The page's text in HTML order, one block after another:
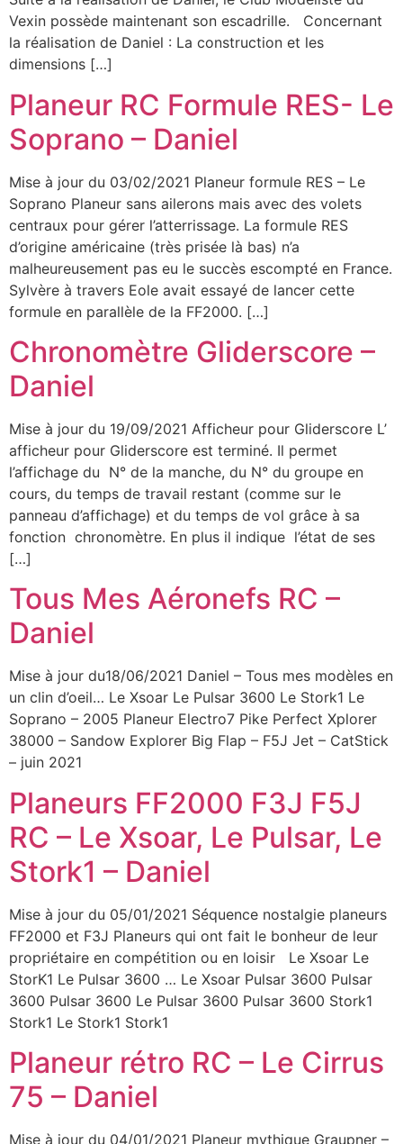
Vexin possède maintenant son escadrille. Concernant
la réalisation de Daniel : La construction et les
dimensions […]
Planeur RC Formule RES- Le
Soprano – Daniel
Mise à jour du 03/02/2021 Planeur formule RES – Le
Soprano Planeur sans ailerons mais avec des volets
centraux pour gérer l’atterrissage. La formule RES
d’origine américaine (très prisée là bas) n’a
malheureusement pas eu le succès escompté en France.
Sylvère à travers Eole avait essayé de lancer cette
formule en parallèle de la FF2000. […]
Chronomètre Gliderscore –
Daniel
Mise à jour du 19/09/2021 Afficheur pour Gliderscore L’
afficheur pour Gliderscore est terminé. Il permet
l’affichage du N° de la manche, du N° du groupe en
cours, du temps de travail restant (comme sur le
panneau d’affichage) et du temps de vol grâce à sa
fonction chronomètre. En plus il indique l’état de ses
[…]
Tous Mes Aéronefs RC –
Daniel
Mise à jour du18/06/2021 Daniel – Tous mes modèles en
un clin d’oeil… Le Xsoar Le Pulsar 3600 Le Stork1 Le
Soprano – 2005 Planeur Electro7 Pike Perfect Xplorer
38000 – Sandow Explorer Big Flap – F5J Jet – CatStick
– juin 2021
Planeurs FF2000 F3J F5J
RC – Le Xsoar, Le Pulsar, Le
Stork1 – Daniel
Mise à jour du 05/01/2021 Séquence nostalgie planeurs
FF2000 et F3J Planeurs qui ont fait le bonheur de leur
propriétaire en compétition ou en loisir Le Xsoar Le
StorK1 Le Pulsar 3600 … Le Xsoar Pulsar 3600 Pulsar
3600 Pulsar 3600 Le Pulsar 3600 Pulsar 3600 Stork1
Stork1 Le Stork1 Stork1
Planeur rétro RC – Le Cirrus
75 – Daniel
Mise à jour du 04/01/2021 Planeur mythique Graupner –